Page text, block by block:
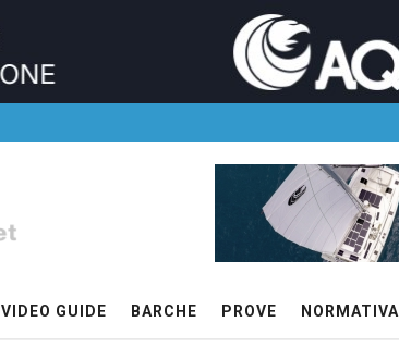
VIDEO GUIDE BARCHE PROVE NORMATIVA